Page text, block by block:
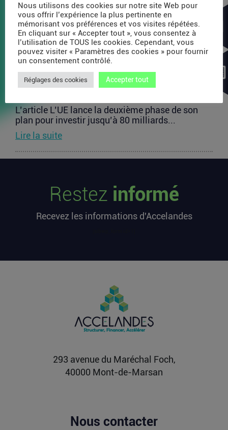
un fonds de 200 millions d’euros dédié à l’IA
est...
Lire la suite
plan pour investir jusqu’à 80 milliards
L’article L’UE lance la deuxième phase de son
plan pour investir jusqu’à 80 milliards...
Lire la suite
millions d’euros cette semaine
L’article Les startups françaises ont levé 113
premier sur...
chez OpenAI pour se soigner
L’article Après une pause de 3 mois, la Française
Fidji Simo quitte son poste chez OpenAI pour se
Restez informé
Recevez les informations d'Accelandes
293 avenue du Maréchal Foch,
40000 Mont-de-Marsan
Nous contacter
Nous utilisons des cookies sur notre site Web pour
vous offrir l’expérience la plus pertinente en
mémorisant vos préférences et vos visites répétées.
En cliquant sur « Accepter tout », vous consentez à
l’utilisation de TOUS les cookies. Cependant, vous
pouvez visiter « Paramètres des cookies » pour fournir
un consentement contrôlé.
Réglages des cookies Accepter tout